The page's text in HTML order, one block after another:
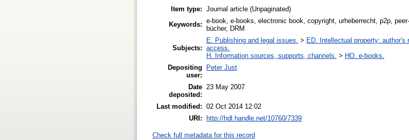
Item type: Journal article (Unpaginated)
Keywords: e-book, e-books, electronic book, copyright, urheberrecht, p2p,
bücher, DRM
Subjects:
E. Publishing and legal issues. > ED. Intellectual property:
access.
H. Information sources, supports, channels. > HO. e-books.
Depositing
user:
Peter Just
Date
deposited:
23 May 2007
Last modified: 02 Oct 2014 12:02
URI:
http://hdl.handle.net/10760/7339
Check full metadata for this record